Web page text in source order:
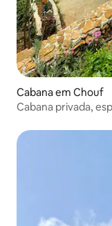
Cabana em Chouf
Cabana privada,